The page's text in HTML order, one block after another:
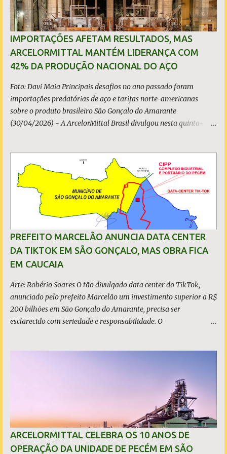
IMPORTAÇÕES AFETAM RESULTADOS, MAS
ARCELORMITTAL MANTÉM LIDERANÇA COM
42% DA PRODUÇÃO NACIONAL DO AÇO
Foto: Davi Maia Principais desafios no ano passado foram
importações predatórias de aço e tarifas norte-americanas
sobre o produto brasileiro São Gonçalo do Amarante
(30/04/2026) - A ArcelorMittal Brasil divulgou nesta quinta-
predatórias, sobretudo da China, e as tarifas impostas pelo
Governo dos Estados Unidos afetaram os resultados financeiros
e operacionais da organização e de todo o setor do aço brasileiro.
Ainda assim, a empresa manteve-se como líder no Brasil, com
42% da produção nacional de aço bruto, os investimentos
programados e permaneceu firme em seus valores de segurança,
sustentabilidade, qualidade e liderança. A produção total de aço
somou 15,14 milhões de toneladas – um recuo de 1,3% em
relação a 2024. A produção de minério de ferro atingiu 2,34
milhões de toneladas, montante 18,3% menor que 2024. Neste
caso, o resultado foi impactado pela trans...
PREFEITO MARCELÃO ANUNCIA DATA CENTER
DA TIKTOK EM SÃO GONÇALO, MAS OBRA FICA
EM CAUCAIA
Arte: Robério Soares O tão divulgado data center do TikTok,
anunciado pelo prefeito Marcelão um investimento superior a R$
200 bilhões em São Gonçalo do Amarante, precisa ser
esclarecido com seriedade e responsabilidade. O
investimento que não lhe pertence, ou desconhece os limites
territoriais do município que governa. Em qualquer dos casos, a
situação é grave. A população tem direito à informação correta,
transparente e sem propaganda enganosa, sobretudo quando
investimentos bilionários são usados como vitrine política. O que
é, de fato, o CIPP O Complexo Industrial e Portuário do Pecém
ARCELORMITTAL CELEBRA OS 10 ANOS DE
OPERAÇÃO DA UNIDADE DE PECÉM EM SÃO